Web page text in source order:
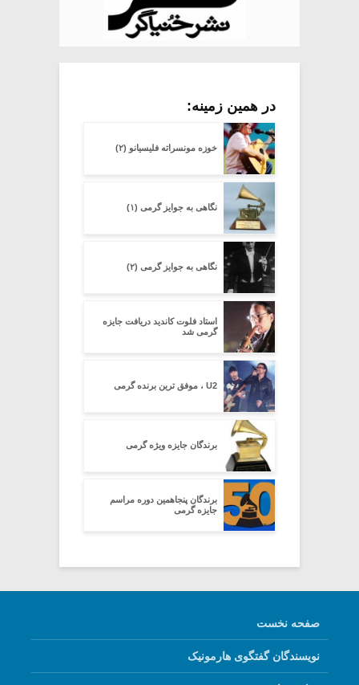
در همین زمینه:
خوزه مونسراته فلیسیانو (۲)
نگاهی به جوایز گرمی (۱)
نگاهی به جوایز گرمی (۲)
استاد فلوت کاندید دریافت جایزه
گرمی شد
U2 ، موفق ترین برنده گرمی
برندگان جایزه ویژه گرمی
برندگان پنجاهمین دوره مراسم
جایزه گرمی
صفحه نخست
نویسندگان گفتگوی هارمونیک